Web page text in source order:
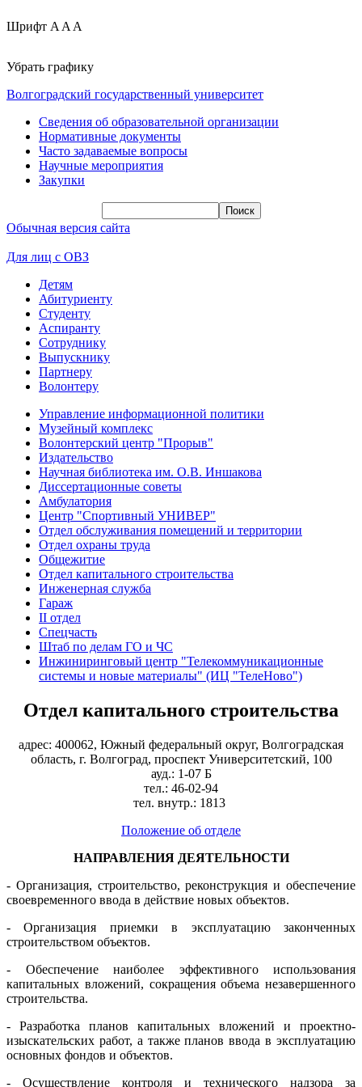
Шрифт A A A
Убрать графику
Волгоградский государственный университет
Сведения об образовательной организации
Нормативные документы
Часто задаваемые вопросы
Научные мероприятия
Закупки
Обычная версия сайта
Для лиц с ОВЗ
Детям
Абитуриенту
Студенту
Аспиранту
Сотруднику
Выпускнику
Партнеру
Волонтеру
Управление информационной политики
Музейный комплекс
Волонтерский центр "Прорыв"
Издательство
Научная библиотека им. О.В. Иншакова
Диссертационные советы
Амбулатория
Центр "Спортивный УНИВЕР"
Отдел обслуживания помещений и территории
Отдел охраны труда
Общежитие
Отдел капитального строительства
Инженерная служба
Гараж
II отдел
Спецчасть
Штаб по делам ГО и ЧС
Инжиниринговый центр "Телекоммуникационные
системы и новые материалы" (ИЦ "ТелеНово")
Отдел капитального строительства
адрес: 400062, Южный федеральный округ, Волгоградская
область, г. Волгоград, проспект Университетский, 100
ауд.: 1-07 Б
тел.: 46-02-94
тел. внутр.: 1813
Положение об отделе
НАПРАВЛЕНИЯ ДЕЯТЕЛЬНОСТИ
- Организация, строительство, реконструкция и обеспечение
своевременного ввода в действие новых объектов.
- Организация приемки в эксплуатацию законченных
строительством объектов.
- Обеспечение наиболее эффективного использования
капитальных вложений, сокращения объема незавершенного
строительства.
- Разработка планов капитальных вложений и проектно-
изыскательских работ, а также планов ввода в эксплуатацию
основных фондов и объектов.
- Осуществление контроля и технического надзора за